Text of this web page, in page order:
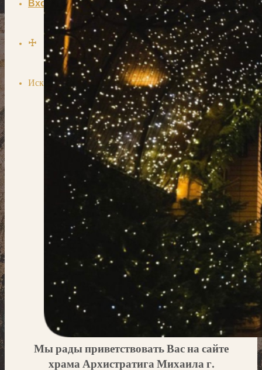
Вход
☩
Искать для: Поиск
Мы рады приветствовать Вас на сайте
храма Архистратига Михаила г.